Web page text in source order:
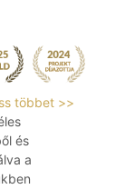
többet >>
és
a